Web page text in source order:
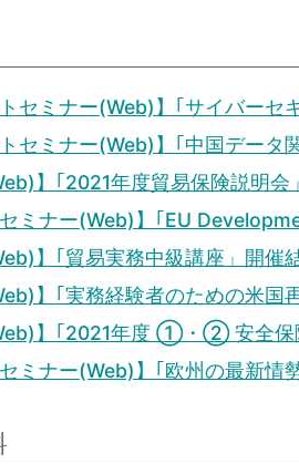
トセミナー(Web)】｢サイバー
トセミナー(Web)】｢中国デー
】｢2021年度貿易保険説明
セミナー(Web)】｢EU
】｢貿易実務中級講座」開催
】｢実務経験者のための米
】｢2021年度 ①・② 安全保
ミナー(Web)】｢欧州の最新情